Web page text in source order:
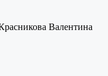
Валентина